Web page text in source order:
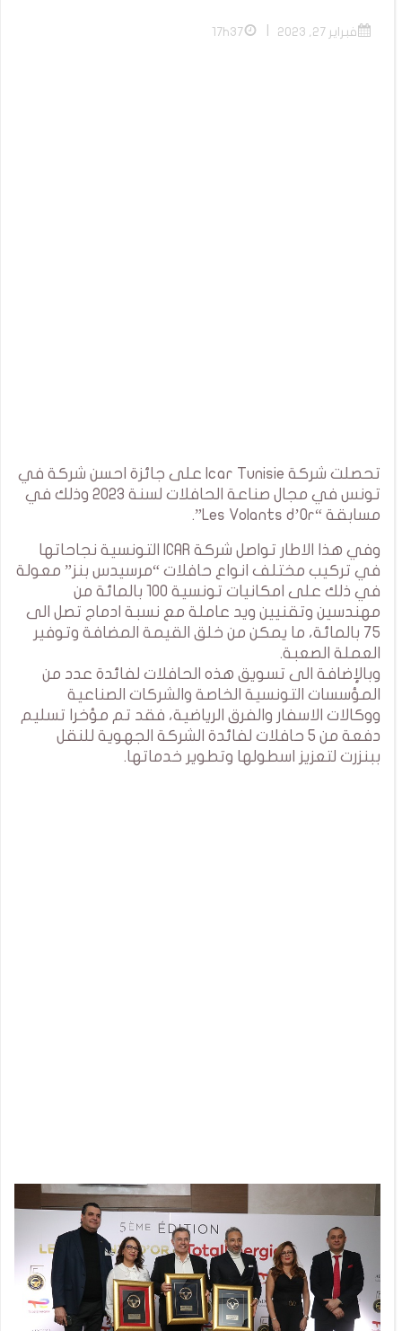
فبراير 27, 2023 17h37
تحصلت شركة Icar Tunisie على جائزة احسن شركة في
تونس في مجال صناعة الحافلات لسنة 2023 وذلك في
مسابقة “Les Volants d’Or”.
وفي هذا الاطار تواصل شركة ICAR التونسية نجاحاتها
في تركيب مختلف انواع حافلات “مرسيدس بنز” معولة
في ذلك على امكانيات تونسية 100 بالمائة من
مهندسين وتقنيين ويد عاملة مع نسبة ادماج تصل الى
75 بالمائة، ما يمكن من خلق القيمة المضافة وتوفير
العملة الصعبة.
وبالإضافة الى تسويق هذه الحافلات لفائدة عدد من
المؤسسات التونسية الخاصة والشركات الصناعية
ووكالات الاسفار والفرق الرياضية، فقد تم مؤخرا تسليم
دفعة من 5 حافلات لفائدة الشركة الجهوية للنقل
ببنزرت لتعزيز اسطولها وتطوير خدماتها.